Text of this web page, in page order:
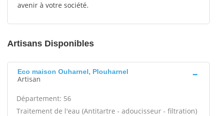
avenir à votre société.
Artisans Disponibles
Eco maison Ouharnel, Plouharnel
Artisan
Département: 56
Traitement de l'eau (Antitartre - adoucisseur - filtration)